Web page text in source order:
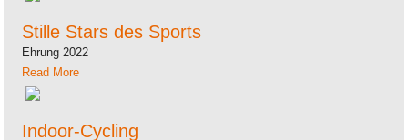
Stille Stars des Sports
Ehrung 2022
Read More
Indoor-Cycling